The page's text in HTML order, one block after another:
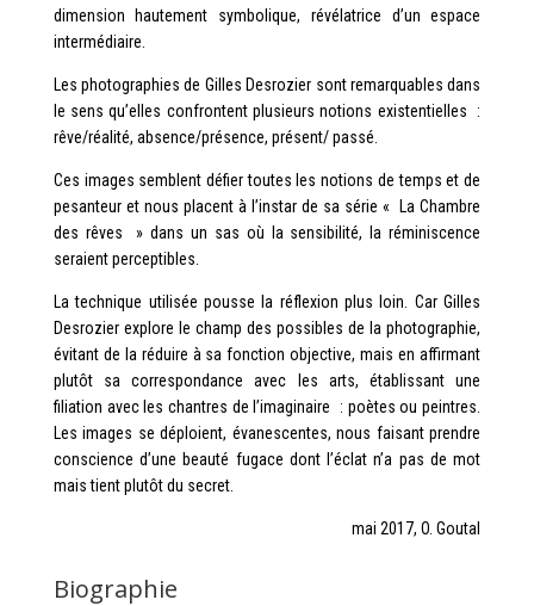
dimension hautement symbolique, révélatrice d’un espace
intermédiaire.
Les photographies de Gilles Desrozier sont remarquables dans
le sens qu’elles confrontent plusieurs notions existentielles :
rêve/réalité, absence/présence, présent/ passé.
Ces images semblent défier toutes les notions de temps et de
pesanteur et nous placent à l’instar de sa série « La Chambre
des rêves » dans un sas où la sensibilité, la réminiscence
seraient perceptibles.
La technique utilisée pousse la réflexion plus loin. Car Gilles
Desrozier explore le champ des possibles de la photographie,
évitant de la réduire à sa fonction objective, mais en affirmant
plutôt sa correspondance avec les arts, établissant une
filiation avec les chantres de l’imaginaire : poètes ou peintres.
Les images se déploient, évanescentes, nous faisant prendre
conscience d’une beauté fugace dont l’éclat n’a pas de mot
mais tient plutôt du secret.
mai 2017, O. Goutal
Biographie